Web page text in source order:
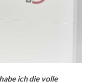
ich die volle